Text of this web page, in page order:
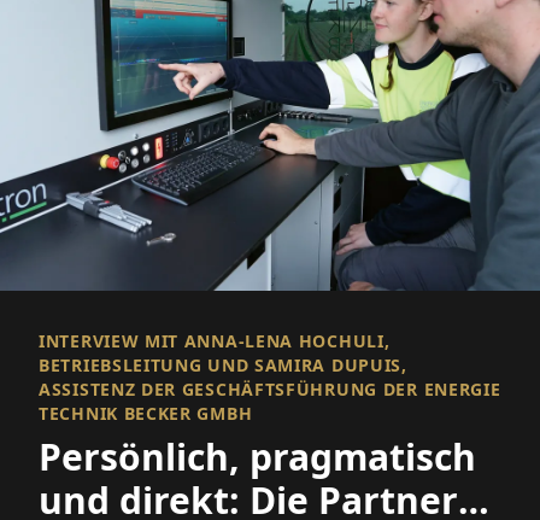
INTERVIEW MIT ANNA-LENA HOCHULI,
BETRIEBSLEITUNG UND SAMIRA DUPUIS,
ASSISTENZ DER GESCHÄFTSFÜHRUNG DER ENERGIE
TECHNIK BECKER GMBH
Persönlich, pragmatisch
und direkt: Die Partner